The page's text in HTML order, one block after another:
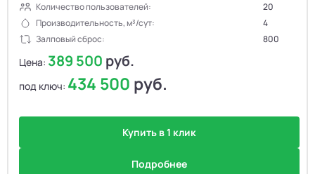
Количество пользователей:
20
Производительность, м³/сут:
4
Залповый сброс:
800
Цена: 389 500 руб.
под ключ: 434 500 руб.
Купить в 1 клик
Подробнее